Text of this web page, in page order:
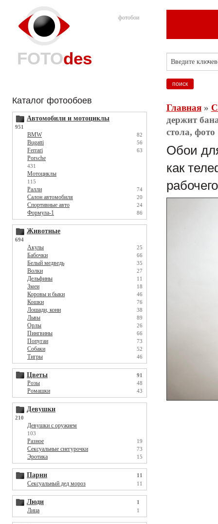
фотобои
FOTOdes
Каталог фотообоев
Автомобили и мотоциклы
951
BMW 82
Bugatti 56
Ferrari 63
Porsche
431
Мотоциклы
115
Ралли 74
Салон автомобиля 20
Спортивные авто 24
Формула-1 86
Животные
694
Акулы 25
Бабочки 66
Белый медведь 35
Волки 27
Дельфины 11
Змеи 18
Коровы и быки 46
Кошки 76
Лошади, кони 38
Львы 89
Орлы 26
Пингвины 66
Попугаи 73
Собаки 52
Тигры 46
Цветы 91
Розы 48
Ромашки 43
Девушки
210
Девушки с оружием
103
Разное 19
Сексуальные снегурочки 73
Эротика 15
Парни 11
Сексуальный дед мороз 11
Люди 1
Лица 1
Главная»
держит
стола, фото
Обои
как